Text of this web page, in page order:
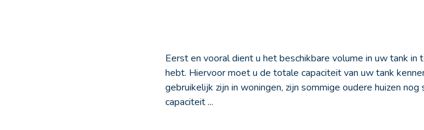
Eerst en vooral dient u het beschikbare volume in uw tank
hebt. Hiervoor moet u de totale capaciteit van uw tank
gebruikelijk zijn in woningen, zijn sommige oudere huizen
capaciteit ...